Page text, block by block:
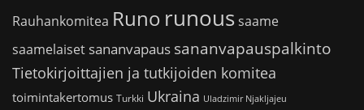
Rauhankomitea Runo runoussaame
saamelaiset sananvapaus sananvapauspalkinto
Tietokirjoittajien ja tutkijoiden komitea
toimintakertomus Turkki Ukraina Uladzimir Njakljajeu